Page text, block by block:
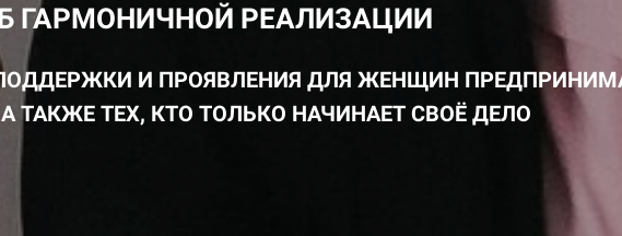
ГАРМОНИЧНОЙ РЕАЛИЗАЦИИ
И ПРОЯВЛЕНИЯ ДЛЯ ЖЕНЩИН
ТАКЖЕ ТЕХ, КТО ТОЛЬКО НАЧИНАЕТ СВОЁ ДЕЛО